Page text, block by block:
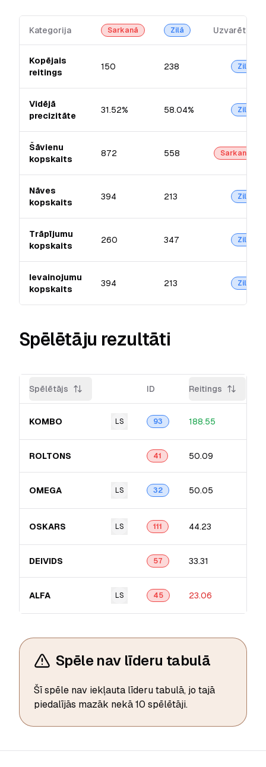
Kategorija Sarkanā Zilā Uzvarētājs
Kopējais
reitings
150 238 Zilā
Vidējā
precizitāte
31.52% 58.04% Zilā
Šāvienu
kopskaits
872 558 Sarkanā
Nāves
kopskaits
394 213 Zilā
Trāpījumu
kopskaits
260 347 Zilā
Ievainojumu
kopskaits
394 213 Zilā
Spēlētāju rezultāti
Spēlētājs ID Reitings
KOMBO LS 93 188.55
ROLTONS 41 50.09
OMEGA LS 32 50.05
OSKARS LS 111 44.23
DEIVIDS 57 33.31
ALFA LS 45 23.06
Spēle nav līderu tabulā
Šī spēle nav iekļauta līderu tabulā, jo tajā
piedalījās mazāk nekā 10 spēlētāji.